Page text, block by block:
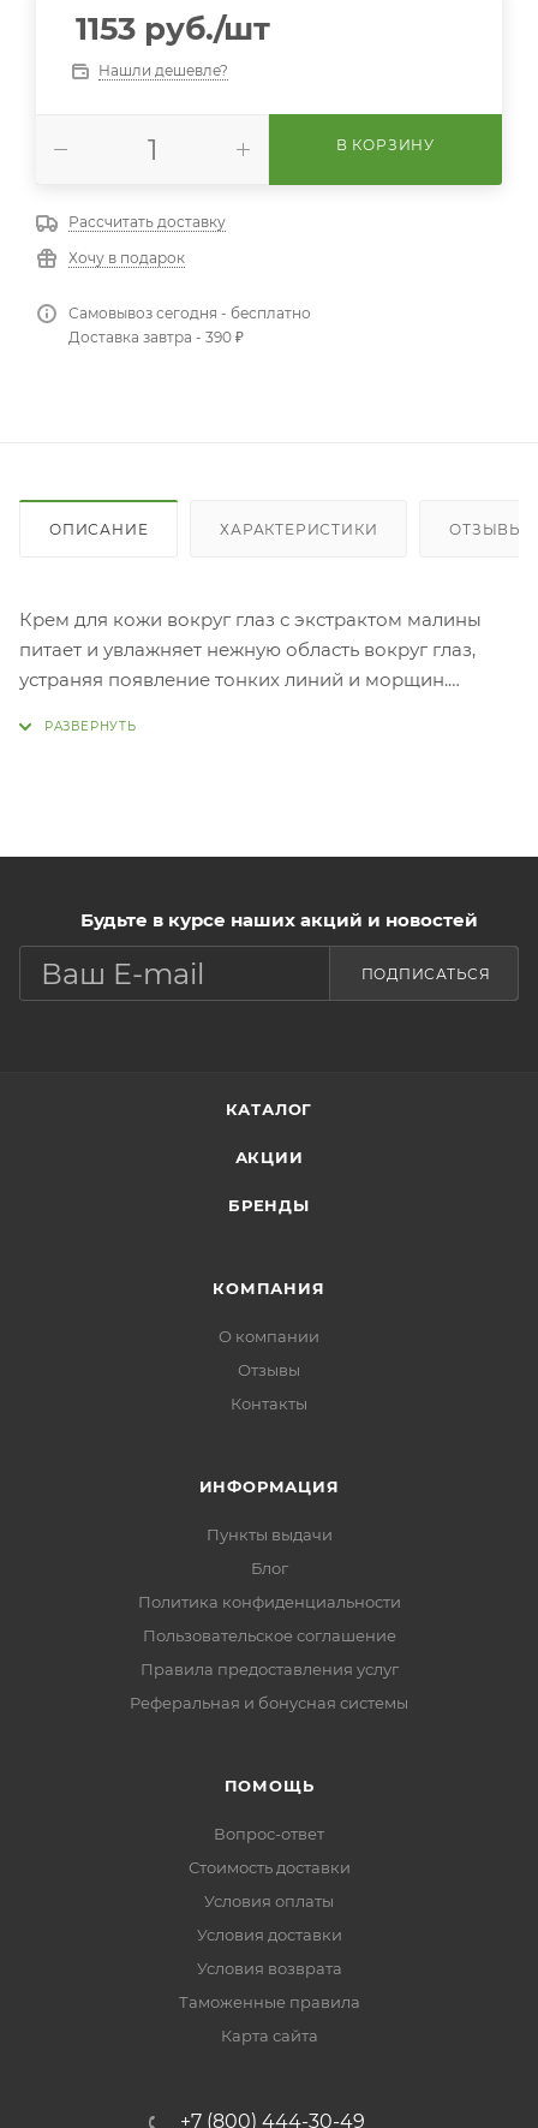
1153 руб./шт
Нашли дешевле?
В КОРЗИНУ
Рассчитать доставку
Хочу в подарок
Самовывоз сегодня - бесплатно
Доставка завтра - 390 ₽
ОПИСАНИЕ ХАРАКТЕРИСТИКИ ОТЗЫВЫ
Крем для кожи вокруг глаз с экстрактом малины
питает и увлажняет нежную область вокруг глаз,
устраняя появление тонких линий и морщин.
стимулирует выработку коллагена и эластина, а
восточных лекарственных трав усиливают
омолаживающий эффект
крема. Применение:
Будьте в курсе наших акций и новостей
ПОДПИСАТЬСЯ
КАТАЛОГ
АКЦИИ
БРЕНДЫ
КОМПАНИЯ
О компании
Отзывы
Контакты
ИНФОРМАЦИЯ
Пункты выдачи
Блог
Политика конфиденциальности
Пользовательское соглашение
Правила предоставления услуг
Реферальная и бонусная системы
ПОМОЩЬ
Вопрос-ответ
Стоимость доставки
Условия оплаты
Условия доставки
Условия возврата
Таможенные правила
Карта сайта
+7 (800) 444-30-49